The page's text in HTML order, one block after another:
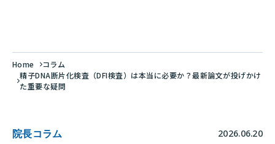
Home
コラム
精子DNA断片化検査（DFI検査）は本当に必要か？最新論文が投げかけ
た重要な疑問
院長コラム 2026.06.20